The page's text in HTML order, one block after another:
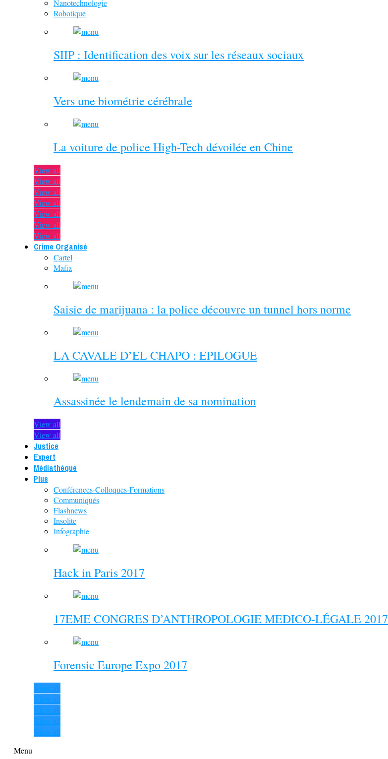
Nanotechnologie
Robotique
SIIP : Identification des voix sur les réseaux sociaux
Vers une biométrie cérébrale
La voiture de police High-Tech dévoilée en Chine
View all
View all
View all
View all
View all
View all
View all
Crime Organisé
Cartel
Mafia
Saisie de marijuana : la police découvre un tunnel hors norme
LA CAVALE D’EL CHAPO : EPILOGUE
Assassinée le lendemain de sa nomination
View all
View all
Justice
Expert
Médiathèque
Plus
Conférences-Colloques-Formations
Communiqués
Flashnews
Insolite
Infographie
Hack in Paris 2017
17EME CONGRES D’ANTHROPOLOGIE MEDICO-LÉGALE 2017
Forensic Europe Expo 2017
View all
View all
View all
View all
View all
Menu